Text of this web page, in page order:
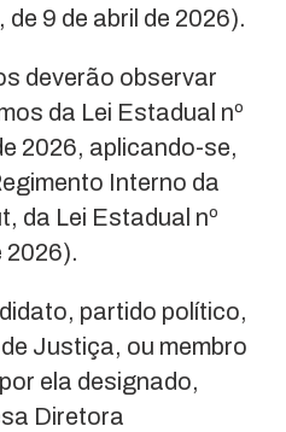
9 de abril de 2026).
deverão observar
da Lei Estadual nº
2026, aplicando-se,
Interno da
da Lei Estadual nº
2026).
partido político,
Justiça, ou membro
ela designado,
Diretora